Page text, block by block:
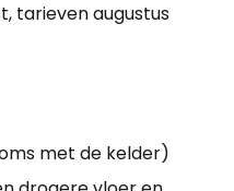
tarieven augustus
met de kelder)